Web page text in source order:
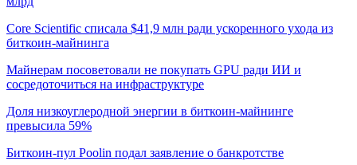
Core Scientific списала $41,9 млн ради ускоренного ухода из
биткоин-майнинга
Майнерам посоветовали не покупать GPU ради ИИ и
сосредоточиться на инфраструктуре
Доля низкоуглеродной энергии в биткоин-майнинге
превысила 59%
Биткоин-пул Poolin подал заявление о банкротстве